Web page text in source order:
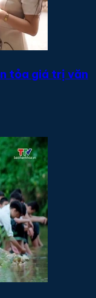
tỏa giá trị văn